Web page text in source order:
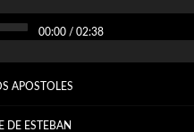
00:00 / 02:38
APOSTOLES
DE ESTEBAN